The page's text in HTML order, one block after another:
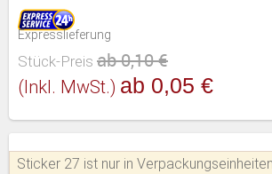
Expresslieferung
Stück-Preis ab 0,10 €
(inkl. MwSt.) ab 0,05 €
Sticker 27 ist nur in